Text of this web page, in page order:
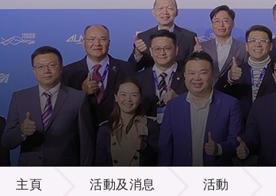
活動及消息
主頁 活動及消息 活動